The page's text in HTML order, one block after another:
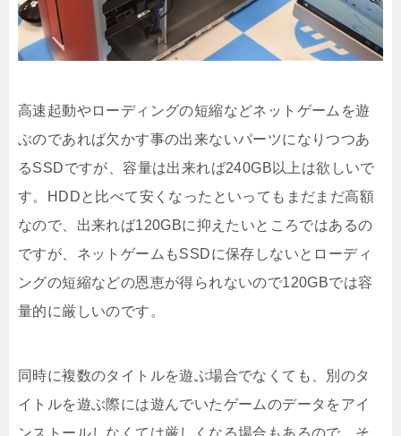
高速起動やローディングの短縮などネットゲームを遊
ぶのであれば欠かす事の出来ないパーツになりつつあ
るSSDですが、容量は出来れば240GB以上は欲しいで
す。HDDと比べて安くなったといってもまだまだ高額
なので、出来れば120GBに抑えたいところではあるの
ですが、ネットゲームもSSDに保存しないとローディ
ングの短縮などの恩恵が得られないので120GBでは容
量的に厳しいのです。
同時に複数のタイトルを遊ぶ場合でなくても、別のタ
イトルを遊ぶ際には遊んでいたゲームのデータをアイ
ンストールしなくては厳しくなる場合もあるので、そ